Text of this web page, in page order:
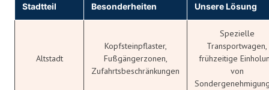
Stadtteil Besonderheiten Unsere Lösung
Altstadt
Kopfsteinpflaster,
Fußgängerzonen,
Zufahrtsbeschränkungen
Spezielle
Transportwagen,
frühzeitige
von